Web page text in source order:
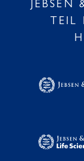
JEBSEN
TEIL